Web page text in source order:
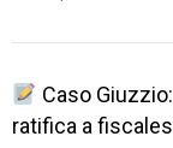
Caso
ratifica a